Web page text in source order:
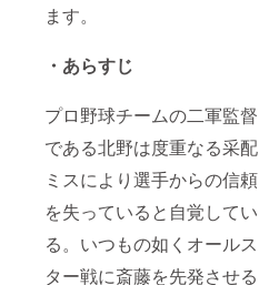
ます。
・あらすじ
プロ野球チームの二軍監督
である北野は度重なる采配
ミスにより選手からの信頼
を失っていると自覚してい
る。いつもの如くオールス
ター戦に斎藤を先発させる